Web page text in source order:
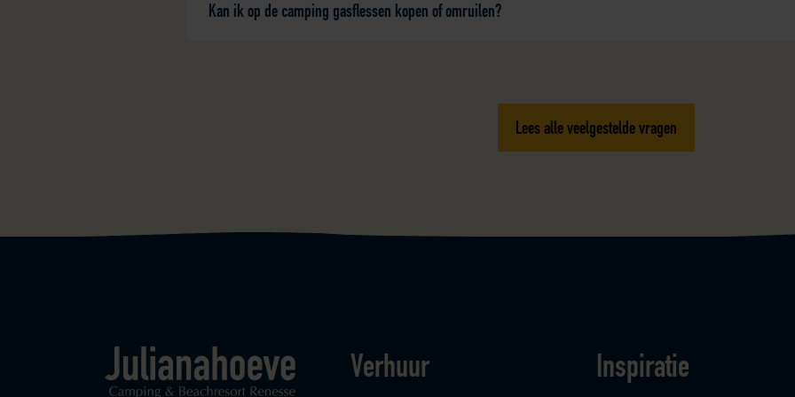
Kan ik op de camping gasflessen kopen of omruilen?
Lees alle veelgestelde vragen
Logo Julianahoeve Verhuur Inspiratie